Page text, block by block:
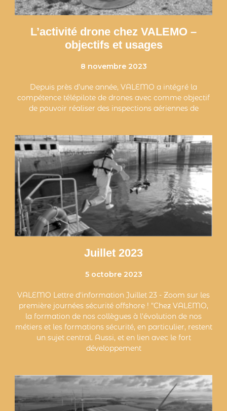
L’activité drone chez VALEMO –
objectifs et usages
8 novembre 2023
Depuis près d’une année, VALEMO a intégré la
compétence télépilote de drones avec comme objectif
de pouvoir réaliser des inspections aériennes de
Juillet 2023
5 octobre 2023
VALEMO Lettre d'information Juillet 23 - Zoom sur les
première journées sécurité offshore ! "Chez VALEMO,
la formation de nos collègues à l'évolution de nos
métiers et les formations sécurité, en particulier, restent
un sujet central. Aussi, et en lien avec le fort
développement